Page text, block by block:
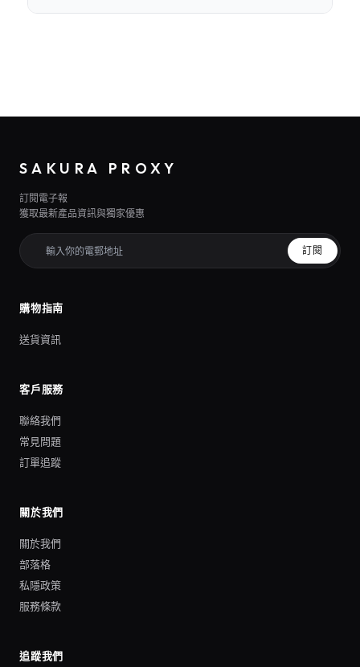
SAKURA PROXY
訂閱電子報
獲取最新產品資訊與獨家優惠
訂閱
購物指南
送貨資訊
客戶服務
聯絡我們
常見問題
訂單追蹤
關於我們
關於我們
部落格
私隱政策
服務條款
追蹤我們